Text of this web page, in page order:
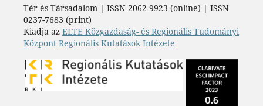
Tér és Társadalom | ISSN 2062-9923 (online) | ISSN
0237-7683 (print)
Kiadja az ELTE Közgazdaság- és Regionális Tudományi
Központ Regionális Kutatások Intézete